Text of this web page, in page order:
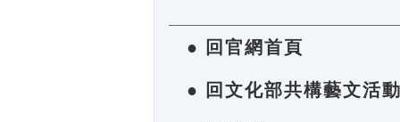
● 回官網首頁
● 回文化部共構藝文活